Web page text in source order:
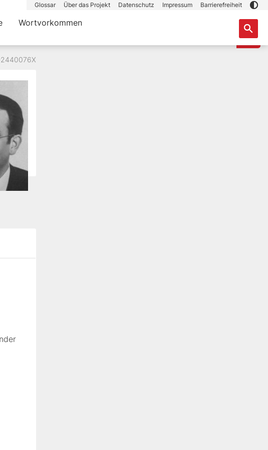
Glossar Über das Projekt Datenschutz Impressum Barrierefreiheit
Wortvorkommen